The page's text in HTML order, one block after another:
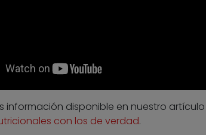
información disponible en nuestro artículo
con los de verdad.